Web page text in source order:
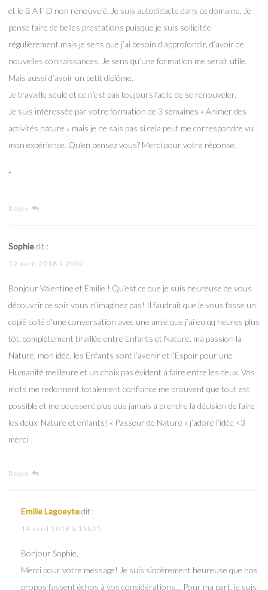
et le B A F D non renouvelé. Je suis autodidacte dans ce domaine. Je
pense faire de belles prestations puisque je suis sollicitée
régulièrement mais je sens que j’ai besoin d’approfondir, d’avoir de
nouvelles connaissances. Je sens qu’une formation me serait utile.
Mais aussi d’avoir un petit diplôme.
Je travaille seule et ce n’est pas toujours facile de se renouveler.
Je suis intéressée par votre formation de 3 semaines « Animer des
activités nature » mais je ne sais pas si cela peut me correspondre vu
mon expérience. Qu’en pensez vous? Merci pour votre réponse.
*
Reply
Sophiedit :
12 avril 2018 à 2h02
Bonjour Valentine et Emilie ! Qu’est ce que je suis heureuse de vous
découvrir ce soir vous n’imaginez pas! Il faudrait que je vous fasse un
copié collé d’une conversation avec une amie que j’ai eu qq heures plus
tôt, complètement tiraillée entre Enfants et Nature. ma passion la
Nature, mon idée, les Enfants sont l’avenir et l’Espoir pour une
Humanité meilleure et un choix pas évident à faire entre les deux. Vos
mots me redonnent totalement confiance me prouvent que tout est
possible et me poussent plus que jamais à prendre la décision de faire
les deux, Nature et enfants! « Passeur de Nature » j’adore l’idée <3
merci
Reply
Emilie Lagoeytedit :
14 avril 2018 à 15h25
Bonjour Sophie,
Merci pour votre message! Je suis sincèrement heureuse que nos
propos fassent échos à vos considérations… Pour ma part, je suis